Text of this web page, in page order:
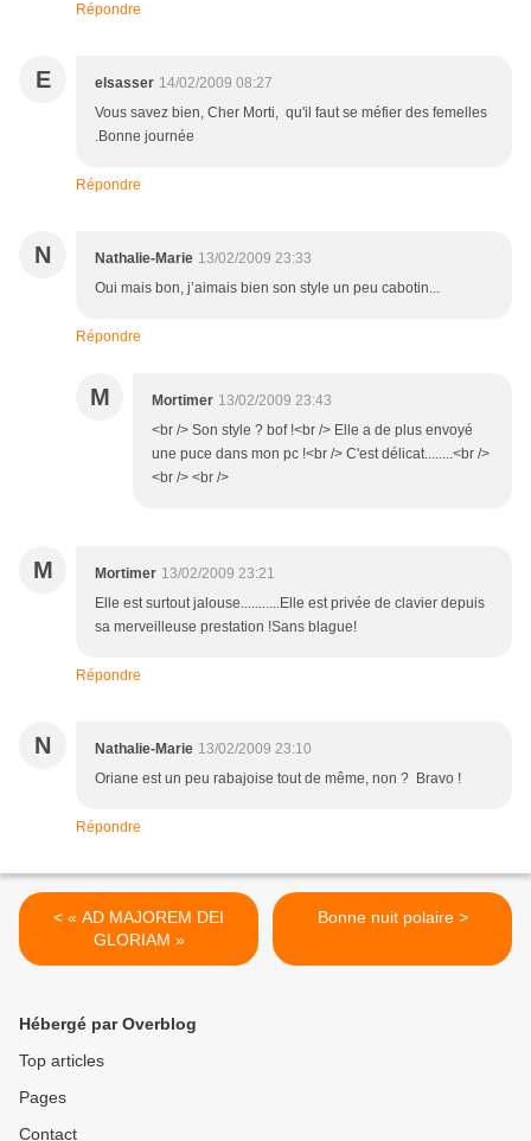
Répondre
E elsasser 14/02/2009 08:27
Vous savez bien, Cher Morti, qu'il faut se méfier des femelles
.Bonne journée
Répondre
N Nathalie-Marie 13/02/2009 23:33
Oui mais bon, j’aimais bien son style un peu cabotin...
Répondre
M Mortimer 13/02/2009 23:43
<br /> Son style ? bof !<br /> Elle a de plus envoyé
une puce dans mon pc !<br /> C'est délicat........<br />
<br /> <br />
M Mortimer 13/02/2009 23:21
Elle est surtout jalouse...........Elle est privée de clavier depuis
sa merveilleuse prestation !Sans blague!
Répondre
N Nathalie-Marie 13/02/2009 23:10
Oriane est un peu rabajoise tout de même, non ? Bravo !
Répondre
< « AD MAJOREM DEI
GLORIAM »
Bonne nuit polaire >
Hébergé par Overblog
Top articles
Pages
Contact